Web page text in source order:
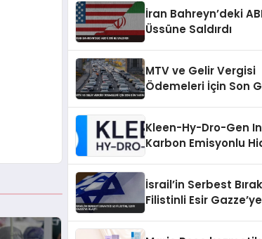
İran Bahreyn’deki
Üssüne Saldırdı
MTV ve Gelir Vergisi
Ödemeleri İçin Son
Kleen-Hy-Dro-Gen
Karbon Emisyonlu
Aldı
İsrail’in Serbest
Filistinli Esir